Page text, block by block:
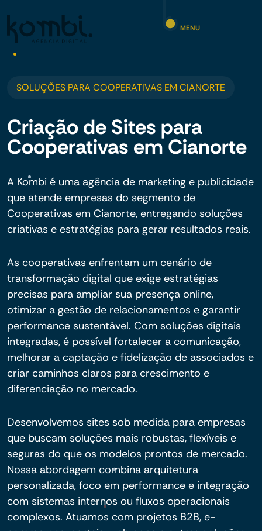
MENU
SOLUÇÕES PARA COOPERATIVAS EM CIANORTE
Criação de Sites para
Cooperativas em Cianorte
A Kombi é uma agência de marketing e publicidade
que atende empresas do segmento de
Cooperativas em Cianorte, entregando soluções
criativas e estratégias para gerar resultados reais.
As cooperativas enfrentam um cenário de
transformação digital que exige estratégias
precisas para ampliar sua presença online,
otimizar a gestão de relacionamentos e garantir
performance sustentável. Com soluções digitais
integradas, é possível fortalecer a comunicação,
melhorar a captação e fidelização de associados e
criar caminhos claros para crescimento e
diferenciação no mercado.
Desenvolvemos sites sob medida para empresas
que buscam soluções mais robustas, flexíveis e
seguras do que os modelos prontos de mercado.
Nossa abordagem combina arquitetura
personalizada, foco em performance e integração
com sistemas internos ou fluxos operacionais
complexos. Atuamos com projetos B2B, e-